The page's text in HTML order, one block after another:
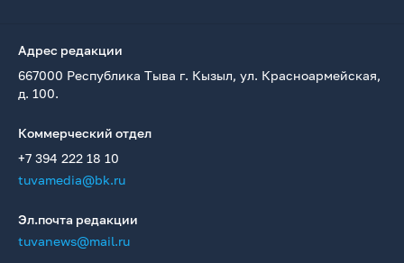
Адрес редакции
667000 Республика Тыва г. Кызыл, ул. Красноармейская,
д. 100.
Коммерческий отдел
+7 394 222 18 10
tuvamedia@bk.ru
Эл.почта редакции
tuvanews@mail.ru